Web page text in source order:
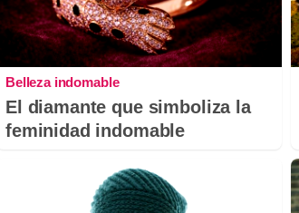
Belleza indomable
El diamante que simboliza la
feminidad indomable